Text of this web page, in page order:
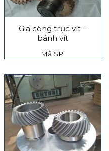
Gia công trục vít –
bánh vít
Mã SP: